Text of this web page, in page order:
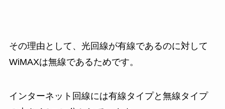
その理由として、光回線が有線であるのに対して
WiMAXは無線であるためです。
インターネット回線には有線タイプと無線タイプ